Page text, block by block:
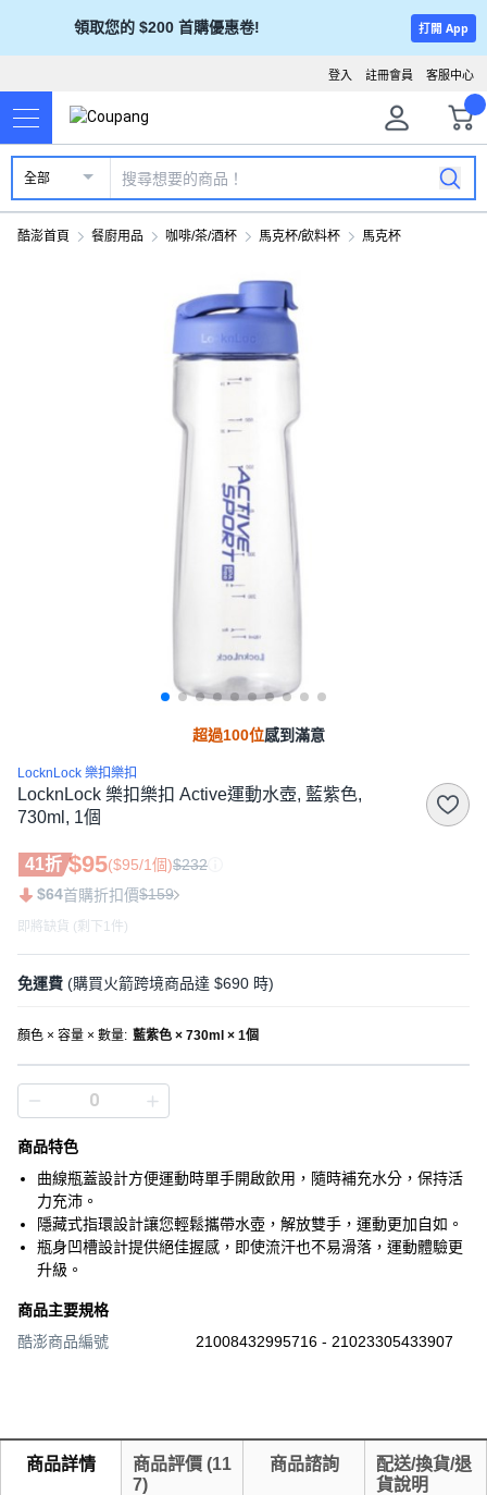
領取您的 $200 首購優惠卷! 打開 App
客服中心
註冊會員
登入
全部
酷澎首頁 餐廚用品 咖啡/茶/酒杯 馬克杯/飲料杯 馬克杯
超過100位感到滿意
LocknLock 樂扣樂扣
LocknLock 樂扣樂扣 Active運動水壺, 藍紫色,
730ml, 1個
41折 $95($95/1個)$232
$64首購折扣價$159
即將缺貨 (剩下1件)
免運費 (購買火箭跨境商品達 $690 時)
顏色 × 容量 × 數量: 藍紫色 × 730ml × 1個
商品特色
曲線瓶蓋設計方便運動時單手開啟飲用，隨時補充水分，保持活
力充沛。
隱藏式指環設計讓您輕鬆攜帶水壺，解放雙手，運動更加自如。
瓶身凹槽設計提供絕佳握感，即使流汗也不易滑落，運動體驗更
升級。
商品主要規格
酷澎商品編號
21008432995716 - 21023305433907
商品詳情 商品評價 (11
7)
商品諮詢
配送/換貨/退
貨說明